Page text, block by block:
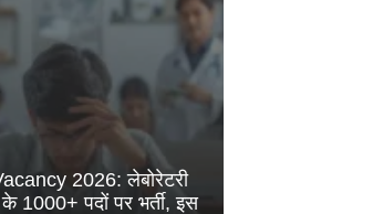
2026: लेबोरेटरी
1000+ पदों पर भर्ती, इस